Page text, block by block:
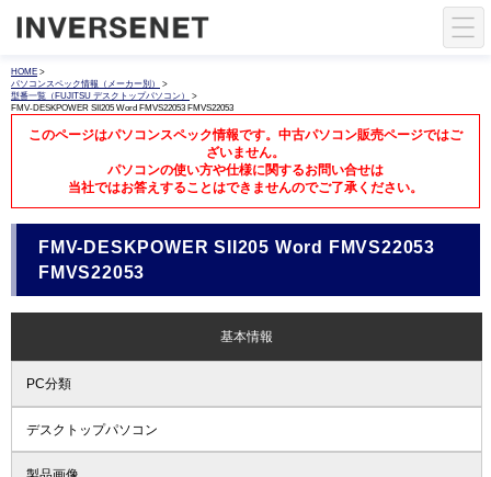
HOME >
パソコンスペック情報（メーカー別）
>
型番一覧（FUJITSU デスクトップパソコン）
>
FMV-DESKPOWER SII205 Word FMVS22053 FMVS22053
このページはパソコンスペック情報です。中古パソコン販売ページではご
ざいません。
パソコンの使い方や仕様に関するお問い合せは
当社ではお答えすることはできませんのでご了承ください。
FMV-DESKPOWER SII205 Word FMVS22053
FMVS22053
基本情報
PC分類
デスクトップパソコン